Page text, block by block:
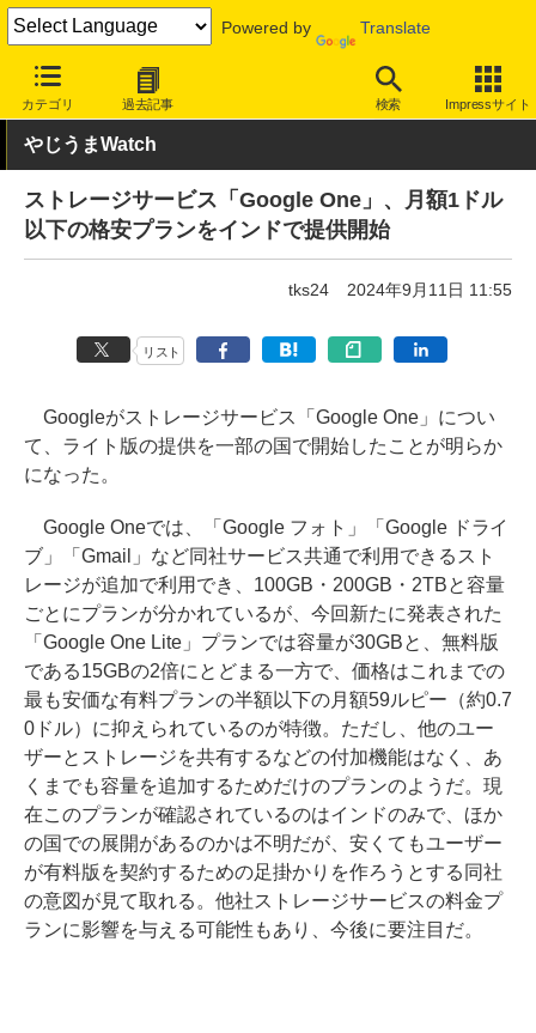
Powered by Translate
カテゴリ 過去記事 検索 Impressサイト
INTERNET Watch トピック
やじうまWatch
ストレージサービス「Google One」、月額1ドル
以下の格安プランをインドで提供開始
tks24 2024年9月11日 11:55
リスト
Googleがストレージサービス「Google One」につい
て、ライト版の提供を一部の国で開始したことが明らか
になった。
Google Oneでは、「Google フォト」「Google ドライ
ブ」「Gmail」など同社サービス共通で利用できるスト
レージが追加で利用でき、100GB・200GB・2TBと容量
ごとにプランが分かれているが、今回新たに発表された
「Google One Lite」プランでは容量が30GBと、無料版
である15GBの2倍にとどまる一方で、価格はこれまでの
最も安価な有料プランの半額以下の月額59ルピー（約0.7
0ドル）に抑えられているのが特徴。ただし、他のユー
ザーとストレージを共有するなどの付加機能はなく、あ
くまでも容量を追加するためだけのプランのようだ。現
在このプランが確認されているのはインドのみで、ほか
の国での展開があるのかは不明だが、安くてもユーザー
が有料版を契約するための足掛かりを作ろうとする同社
の意図が見て取れる。他社ストレージサービスの料金プ
ランに影響を与える可能性もあり、今後に要注目だ。